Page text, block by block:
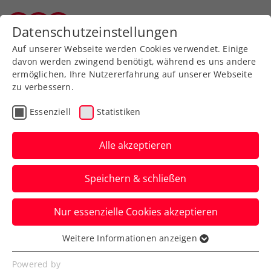
Zurück zur Newsübersicht
ATP
US Open: Erler verpasst
in New York weiteres
Erfolgserlebnis nach
Krimi
Lediglich zwei Punkte trennen das ÖTV-
Ass mit Robert Galloway vom Einzug ins
Doppelachtelfinale.
Datenschutzeinstellungen
Auf unserer Webseite werden Cookies verwendet. Einige
davon werden zwingend benötigt, während es uns andere
ermöglichen, Ihre Nutzererfahrung auf unserer Webseite
zu verbessern.
Essenziell Statistiken
Alle akzeptieren
Speichern & schließen
Nur essenzielle Cookies akzeptieren
Essenziell
Essenzielle Cookies werden für grundlegende
Weitere Informationen anzeigen
Powered by